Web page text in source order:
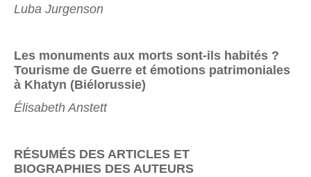
Luba Jurgenson
Les monuments aux morts sont-ils habités ?
Tourisme de Guerre et émotions patrimoniales
à Khatyn (Biélorussie)
Élisabeth Anstett
RÉSUMÉS DES ARTICLES ET
BIOGRAPHIES DES AUTEURS